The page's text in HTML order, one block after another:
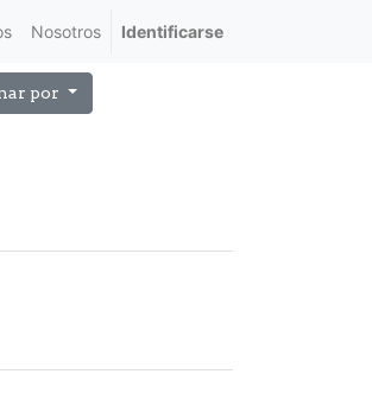
Nosotros Identificarse
por